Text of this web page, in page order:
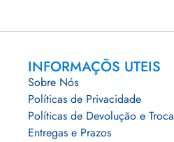
INFORMAÇÕS UTEIS
Sobre Nós
Políticas de Privacidade
Políticas de Devolução e Troca
Entregas e Prazos